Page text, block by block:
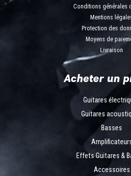
Conditions générales
Mentions
Protection des
Moyens de
Livraison
Acheter un
Guitares
Guitares
Basses
Effets Guitares &
Accessoires